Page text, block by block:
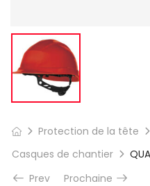
Protection de la tête
Casques de chantier
Prev
Prochaine